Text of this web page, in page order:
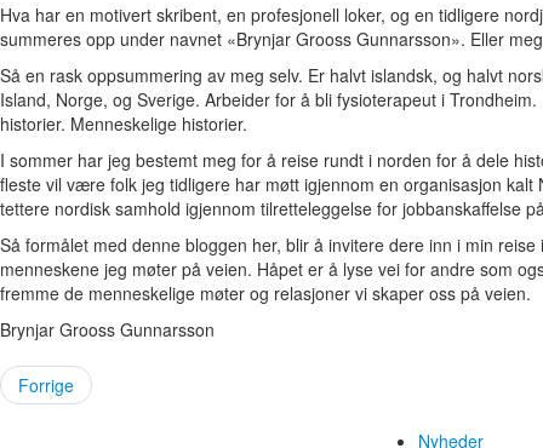
Hva har en motivert skribent, en profesjonell loker, og en tidligere
summeres opp under navnet «Brynjar Grooss Gunnarsson». Eller
Så en rask oppsummering av meg selv. Er halvt islandsk, og halvt
Island, Norge, og Sverige. Arbeider for å bli fysioterapeut i
historier. Menneskelige historier.
I sommer har jeg bestemt meg for å reise rundt i norden for å dele
fleste vil være folk jeg tidligere har møtt igjennom en organisasjon
tettere nordisk samhold igjennom tilretteleggelse for jobbanskaffelse
Så formålet med denne bloggen her, blir å invitere dere inn i min
menneskene jeg møter på veien. Håpet er å lyse vei for andre som
fremme de menneskelige møter og relasjoner vi skaper oss på veien.
Brynjar Grooss Gunnarsson
Forrige
Nyheder